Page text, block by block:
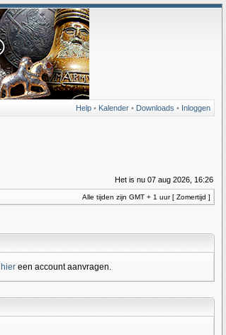
Help • Kalender • Downloads • Inloggen
Het is nu 07 aug 2026, 16:26
Alle tijden zijn GMT + 1 uur [ Zomertijd ]
hiereen account aanvragen.